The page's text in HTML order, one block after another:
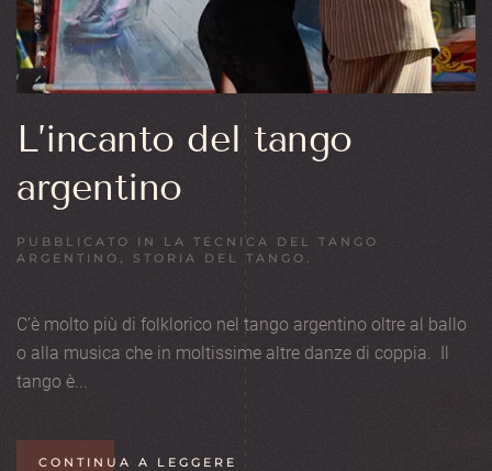
L’incanto del tango
argentino
PUBBLICATO IN LA TECNICA DEL TANGO
ARGENTINO , STORIA DEL TANGO .
C’è molto più di folklorico nel tango argentino oltre al ballo
o alla musica che in moltissime altre danze di coppia. Il
tango è...
CONTINUA A LEGGERE